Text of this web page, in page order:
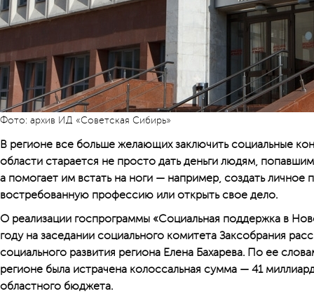
Фото: архив ИД «Советская Сибирь»
В регионе все больше желающих заключить социальные
области старается не просто дать деньги людям,
а помогает им встать на ноги — например, создать личное
востребованную профессию или открыть свое дело.
О реализации госпрограммы «Социальная поддержка в
году на заседании социального комитета Заксобрания
социального развития региона Елена Бахарева. По ее
регионе была истрачена колоссальная сумма — 41
областного бюджета.